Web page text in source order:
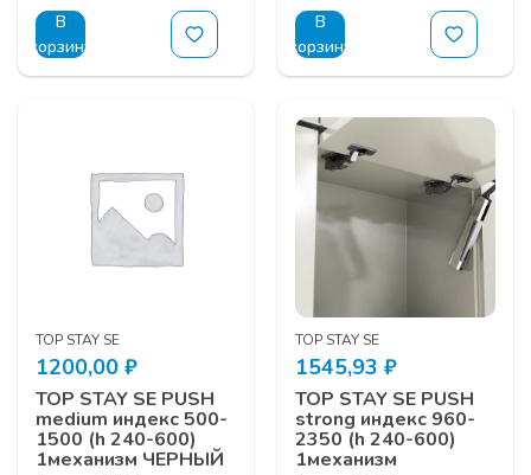
В
корзину
В
корзину
TOP STAY SE
1200,00 ₽
TOP STAY SE PUSH
medium индекс 500-
1500 (h 240-600)
1механизм ЧЕРНЫЙ
TOP STAY SE
1545,93 ₽
TOP STAY SE PUSH
strong индекс 960-
2350 (h 240-600)
1механизм